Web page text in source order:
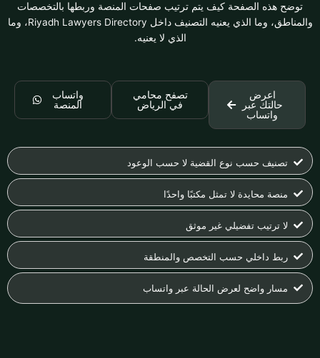
توضح هذه الصفحة كيف يتم ترتيب صفحات المنصة وربطها بالتخصصات
والمناطق، وما الذي يعنيه التصنيف داخل Riyadh Lawyers Directory، وما
الذي لا يعنيه.
اعرض
حالتك عبر
واتساب
تصفح محامي
في الرياض
واتساب
المنصة
تصنيف حسب نوع القضية لا حسب الوعود
منصة محايدة لا تمثل مكتبًا واحدًا
لا ترتيب تفضيلي غير موثق
ربط داخلي حسب التخصص والمنطقة
مسار واضح لعرض الحالة عبر واتساب